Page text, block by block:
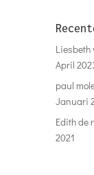
April
paul
Januari
Edith de
2021